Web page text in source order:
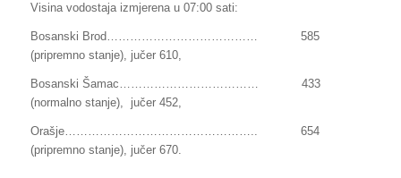
Visina vodostaja izmjerena u 07:00 sati:
Bosanski Brod………………………………… 585
(pripremno stanje), jučer 610,
Bosanski Šamac……………………………… 433
(normalno stanje), jučer 452,
Orašje………………………………………….. 654
(pripremno stanje), jučer 670.